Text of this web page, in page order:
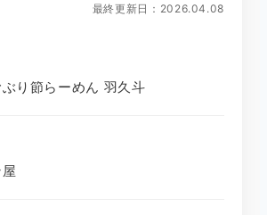
最終更新日：2026.04.08
り節らーめん 羽久斗